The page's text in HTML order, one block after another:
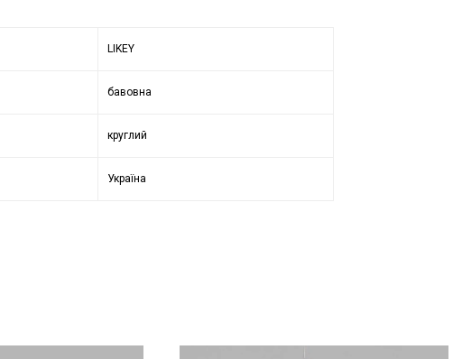
LIKEY
бавовна
круглий
Україна